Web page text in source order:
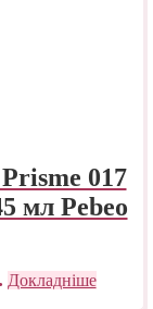
017
мл Pebeo
Докладніше